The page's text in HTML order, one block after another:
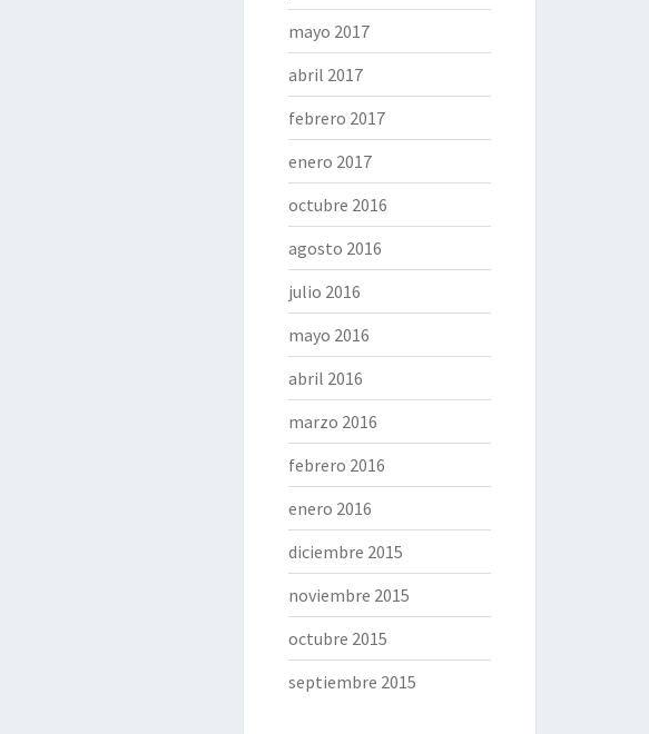
mayo 2017
abril 2017
febrero 2017
enero 2017
octubre 2016
agosto 2016
julio 2016
mayo 2016
abril 2016
marzo 2016
febrero 2016
enero 2016
diciembre 2015
noviembre 2015
octubre 2015
septiembre 2015